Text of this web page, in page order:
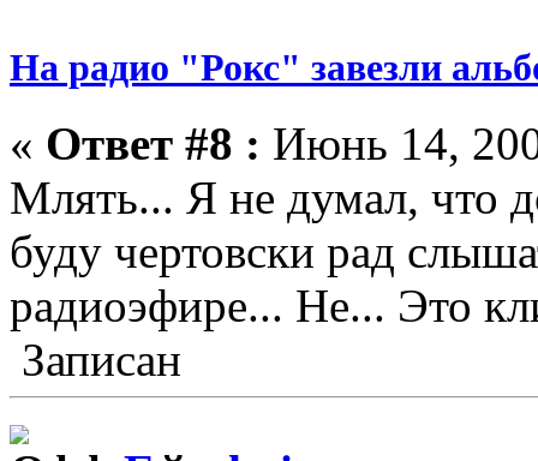
На радио "Рокс" завезли
« Ответ #8 : Июнь 14,
Млять... Я не думал, что
буду чертовски рад
радиоэфире... Не... Это
Записан